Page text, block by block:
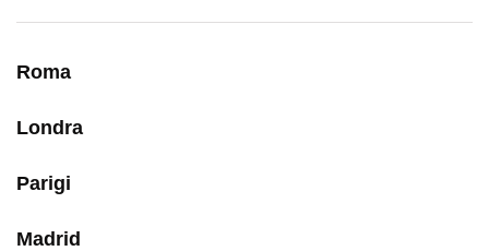
Roma
Londra
Parigi
Madrid